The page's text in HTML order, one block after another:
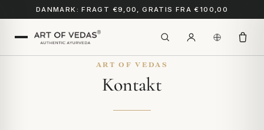
DANMARK: FRAGT €9,00, GRATIS FRA €100,00
ART OF VEDAS
Kontakt